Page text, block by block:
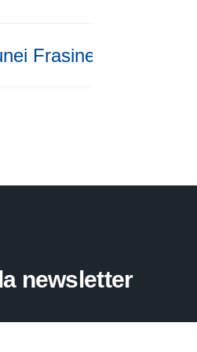
newsletter